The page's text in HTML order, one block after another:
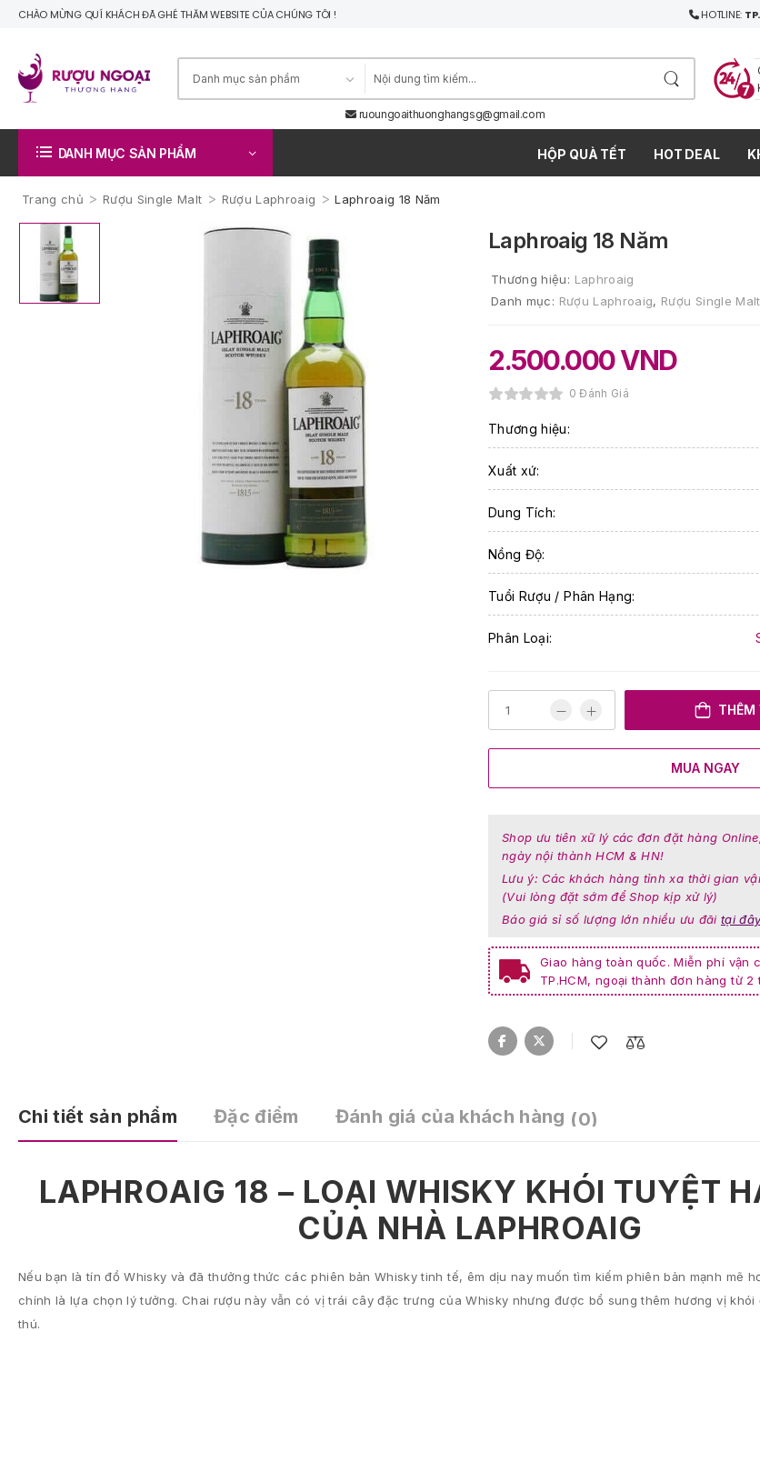
CHÀO MỪNG QUÍ KHÁCH ĐÃ GHÉ THĂM WEBSITE CỦA CHÚNG TÔI ! HOTLINE:
ruoungoaithuonghangsg@gmail.com
DANH MỤC SẢN PHẨM HỘP QUÀ TẾT HOT DEAL
Trang chủ > Rượu Single Malt > Rượu Laphroaig > Laphroaig 18 Năm
Laphroaig 18 Năm
Thương hiệu: Laphroaig
Danh mục: Rượu Laphroaig, Rượu Single Malt
2.500.000VND
0 Đánh Giá
Thương hiệu:
Xuất xứ:
Dung Tích:
Nồng Độ:
Tuổi Rượu / Phân Hạng:
Phân Loại:
THÊM
MUA NGAY
Shop ưu tiên xữ lý các đơn đặt hàng
ngày nội thành HCM & HN!
Lưu ý: Các khách hàng tỉnh xa thời gian
(Vui lòng đặt sớm để Shop kịp xử lý)
Báo giá sỉ số lượng lớn nhiều ưu đãi tại
Giao hàng toàn quốc. Miễn phí vận
TP.HCM, ngoại thành đơn hàng từ 2
Chi tiết sản phẩm Đặc điểm Đánh giá của khách hàng (0)
LAPHROAIG 18 – LOẠI WHISKY KHÓI TUYỆT
CỦA NHÀ LAPHROAIG
Nếu bạn là tín đồ Whisky và đã thưởng thức các phiên bản Whisky tinh tế, êm dịu nay muốn tìm kiếm phiên bản mạnh mẽ
chính là lựa chọn lý tưởng. Chai rượu này vẫn có vị trái cây đặc trưng của Whisky nhưng được bổ sung thêm hương vị khói
thú.